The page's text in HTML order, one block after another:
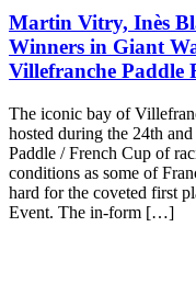
Martin Vitry, Inès
Winners in Giant
Villefranche Paddle
The iconic bay of
hosted during the 24th
Paddle / French Cup of
conditions as some of
hard for the coveted first
Event. The in-form […]